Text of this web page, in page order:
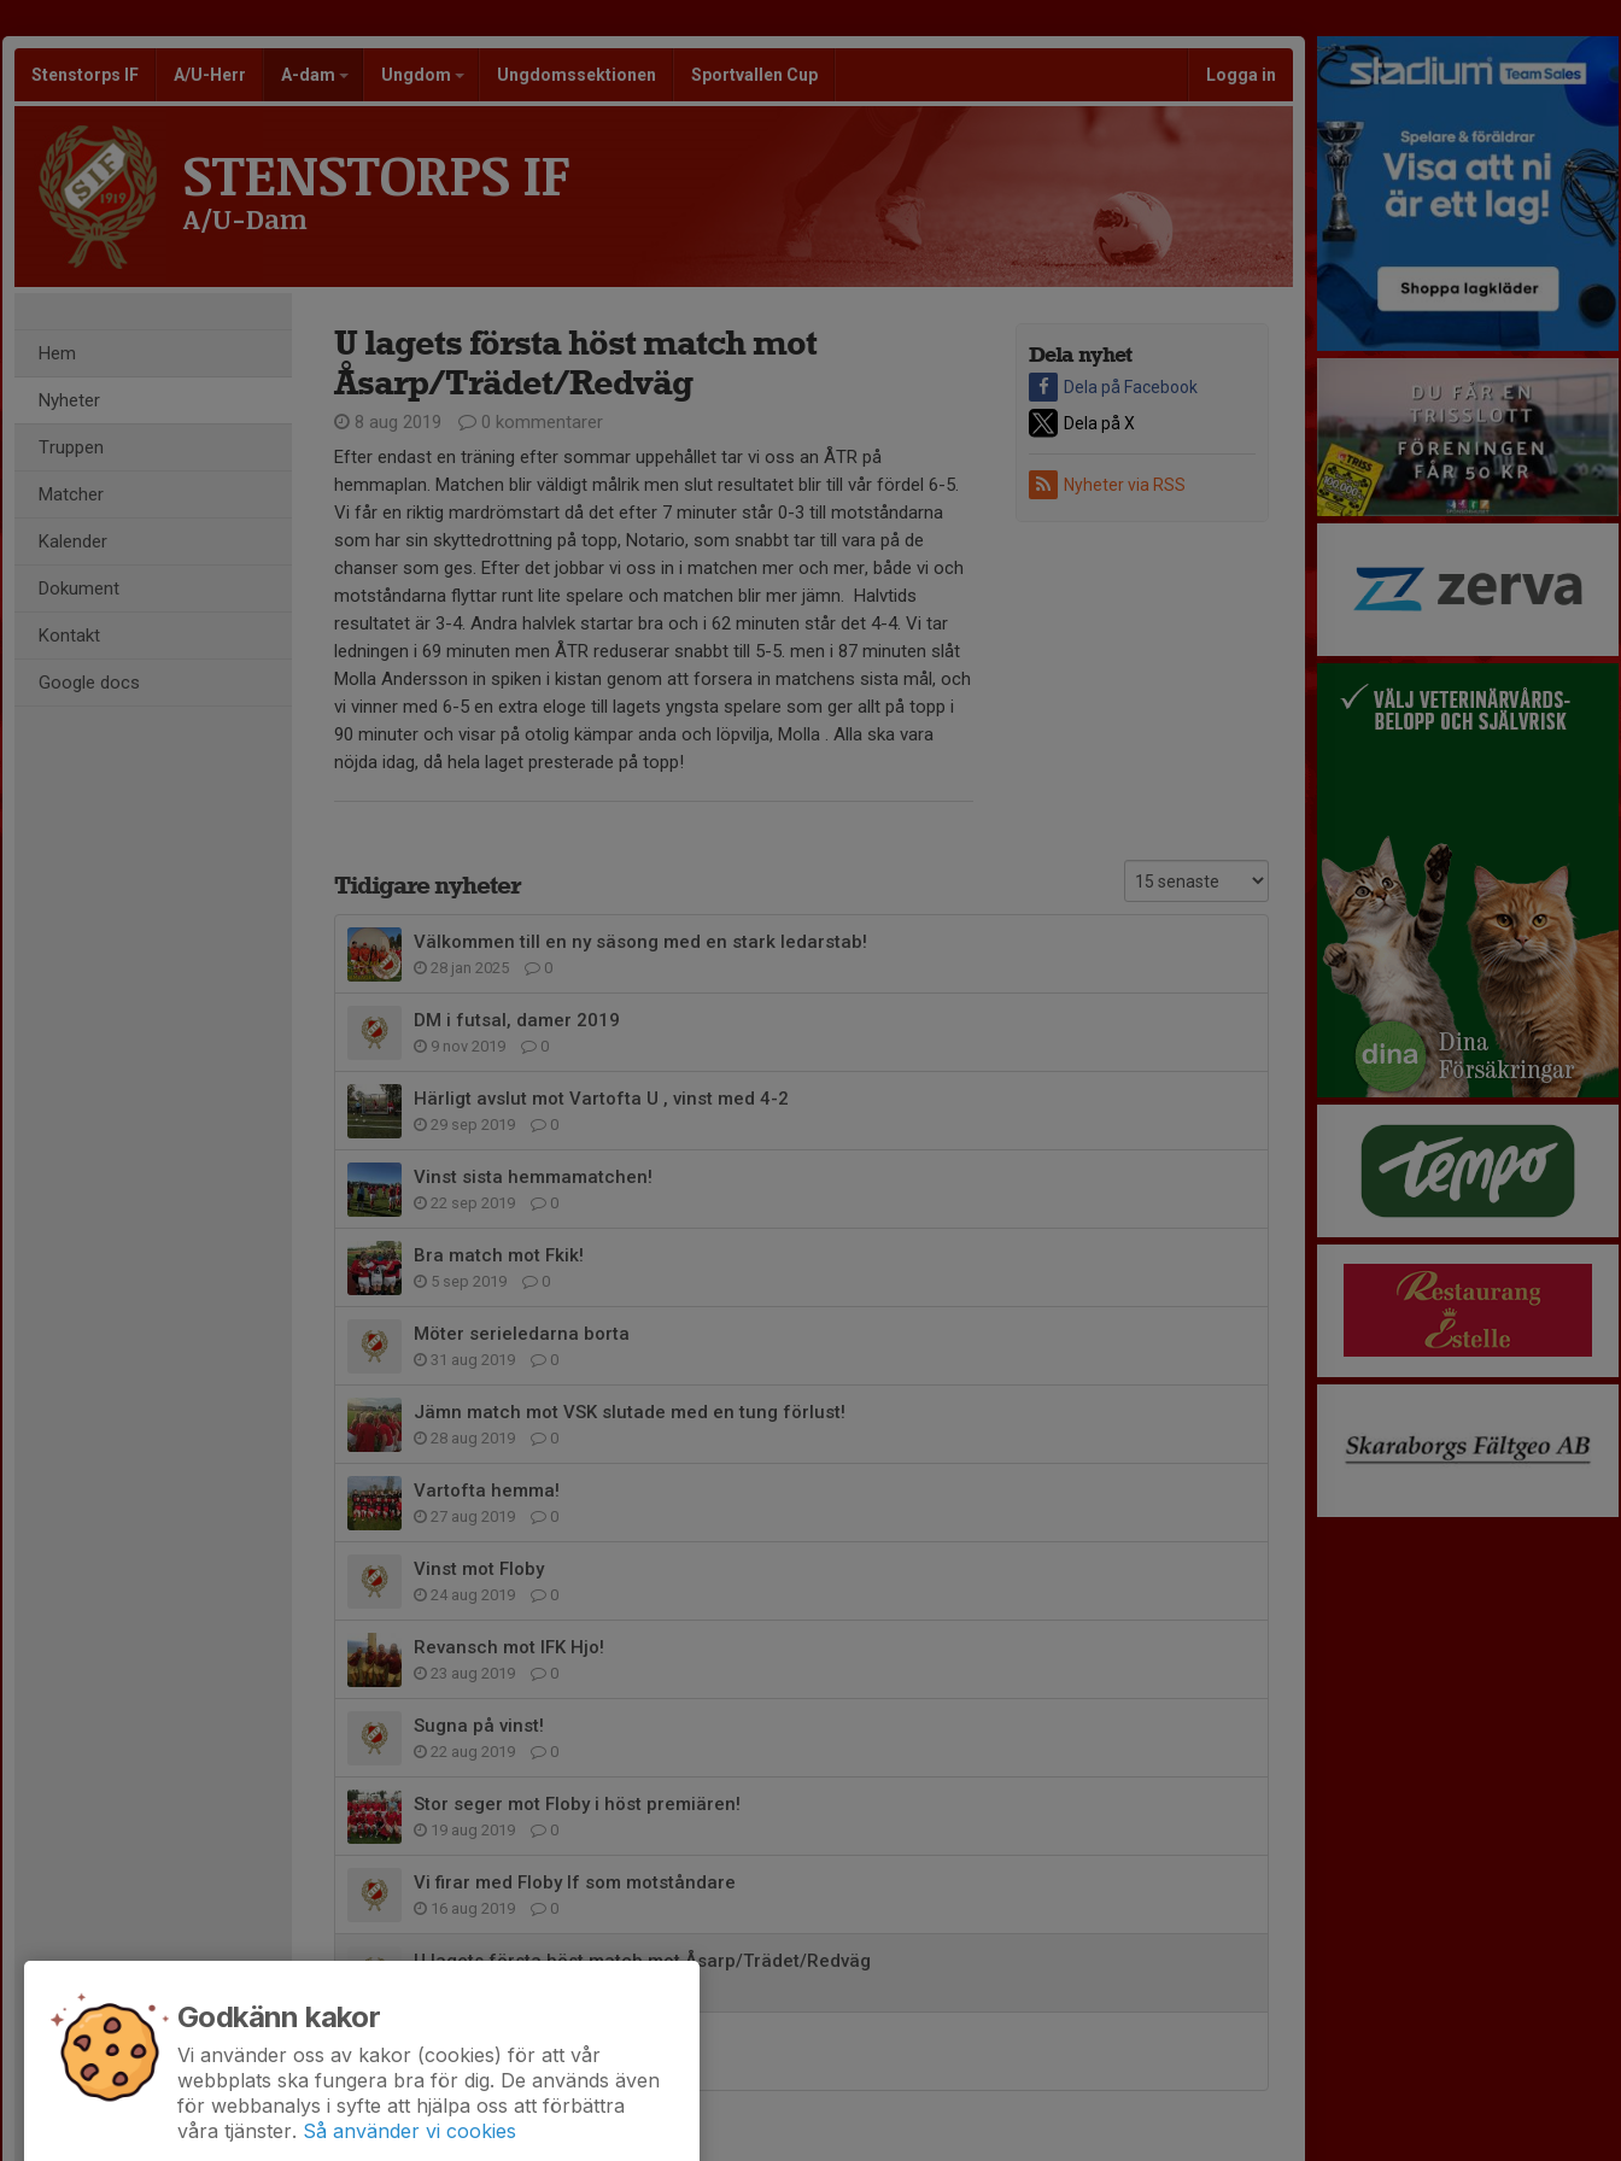
Stenstorps IF A/U-Herr A-dam Ungdom Ungdomssektionen Sportvallen Cup Logga in
STENSTORPS IF
A/U-Dam
Hem
Nyheter
Truppen
Matcher
Kalender
Dokument
Kontakt
Google docs
Dela nyhet
Dela på Facebook
Dela på X
Nyheter via RSS
U lagets första höst match mot
Åsarp/Trädet/Redväg
8 aug 2019
0 kommentarer
Efter endast en träning efter sommar uppehållet tar vi oss an ÅTR på
hemmaplan. Matchen blir väldigt målrik men slut resultatet blir till vår fördel 6-5.
Vi får en riktig mardrömstart då det efter 7 minuter står 0-3 till motståndarna
som har sin skyttedrottning på topp, Notario, som snabbt tar till vara på de
chanser som ges. Efter det jobbar vi oss in i matchen mer och mer, både vi och
motståndarna flyttar runt lite spelare och matchen blir mer jämn. Halvtids
resultatet är 3-4. Andra halvlek startar bra och i 62 minuten står det 4-4. Vi tar
ledningen i 69 minuten men ÅTR reduserar snabbt till 5-5. men i 87 minuten slåt
Molla Andersson in spiken i kistan genom att forsera in matchens sista mål, och
vi vinner med 6-5 en extra eloge till lagets yngsta spelare som ger allt på topp i
90 minuter och visar på otolig kämpar anda och löpvilja, Molla . Alla ska vara
nöjda idag, då hela laget presterade på topp!
Tidigare nyheter
Välkommen till en ny säsong med en stark ledarstab!
28 jan 2025 0
DM i futsal, damer 2019
9 nov 2019 0
Härligt avslut mot Vartofta U , vinst med 4-2
29 sep 2019 0
Vinst sista hemmamatchen!
22 sep 2019 0
Bra match mot Fkik!
5 sep 2019 0
Möter serieledarna borta
31 aug 2019 0
Jämn match mot VSK slutade med en tung förlust!
28 aug 2019 0
Vartofta hemma!
27 aug 2019 0
Vinst mot Floby
24 aug 2019 0
Revansch mot IFK Hjo!
23 aug 2019 0
Sugna på vinst!
22 aug 2019 0
Stor seger mot Floby i höst premiären!
19 aug 2019 0
Vi firar med Floby If som motståndare
16 aug 2019 0
U lagets första höst match mot Åsarp/Trädet/Redväg
1 jul 2019 0
Godkänn kakor
Vi använder oss av kakor (cookies) för att vår
webbplats ska fungera bra för dig. De används även
för webbanalys i syfte att hjälpa oss att förbättra
våra tjänster. Så använder vi cookies